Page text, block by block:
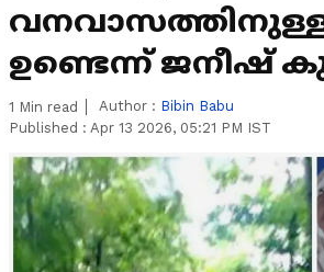
വനവാസത്തിനുള്ള
ഉണ്ടെന്ന് ജനീഷ്
1 Min read Author : Bibin Babu
Published : Apr 13 2026, 05:21 PM IST